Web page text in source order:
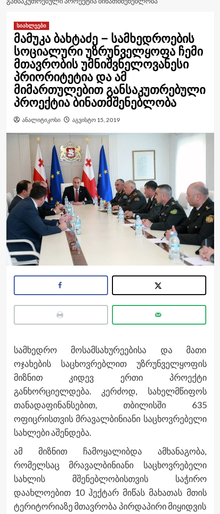
სიახლეები
მამუკა ბახტაძე – სამხედროების
სოციალური უზრუნველყოფა ჩემი
მთავრობის უმნიშვნელოვანესი
პრიორიტეტია და ამ
მიმართულებით განსაკუთრებული
პროექტია ბინათმშენებლობა
ანალიტიკოსი აგვისტო 15, 2019
სამხედრო მოსამსახურეებისა და მათი
ოჯახების საცხოვრებლით უზრუნველყოფის
მიზნით კიდევ ერთი პროექტი
განხორციელდება. კერძოდ, სახელმწიფოს
თანადაფინანსებით, თბილისში 635
ოფიცრისთვის მრავალბინიანი საცხოვრებელი
სახლები აშენდება.
ამ მიზნით ჩამოყალიბდა ამხანაგობა,
რომელსაც მრავალბინიანი საცხოვრებელი
სახლის მშენებლობისთვის საჭირო
დაახლოებით 10 ჰექტარ მიწას მახათას მთის
ტერიტორიაზე მთავრობა პირდაპირი მიყიდვის